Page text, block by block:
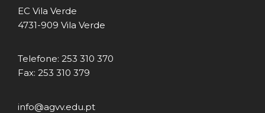
EC Vila Verde
4731-909 Vila Verde
Telefone: 253 310 370
Fax: 253 310 379
info@agvv.edu.pt